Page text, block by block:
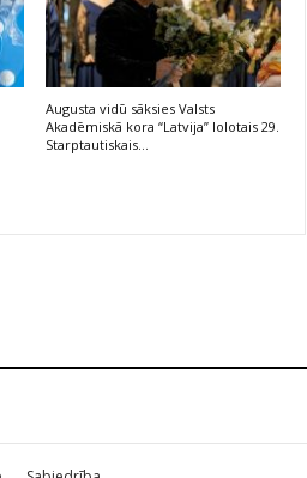
Augusta vidū sāksies Valsts
Akadēmiskā kora “Latvija” lolotais 29.
Starptautiskais…